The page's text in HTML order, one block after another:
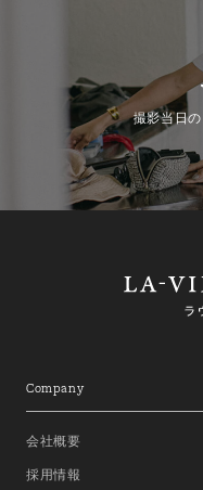
撮影当日
Company
会社概要
採用情報